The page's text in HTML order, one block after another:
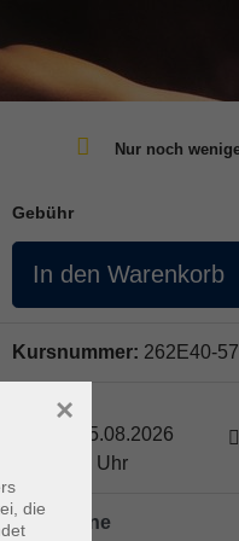
Gebühr
In den Warenkorb
Kursnummer: 262E40-57
Start
Sa. 15.08.2026
13:15 Uhr
11 Termine
die
×